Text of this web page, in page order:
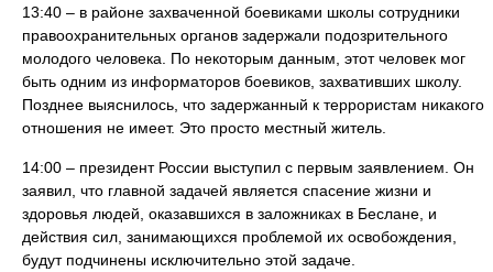
13:40 – в районе захваченной боевиками школы сотрудники
правоохранительных органов задержали подозрительного
молодого человека. По некоторым данным, этот человек мог
быть одним из информаторов боевиков, захвативших школу.
Позднее выяснилось, что задержанный к террористам никакого
отношения не имеет. Это просто местный житель.
14:00 – президент России выступил с первым заявлением. Он
заявил, что главной задачей является спасение жизни и
здоровья людей, оказавшихся в заложниках в Беслане, и
действия сил, занимающихся проблемой их освобождения,
будут подчинены исключительно этой задаче.